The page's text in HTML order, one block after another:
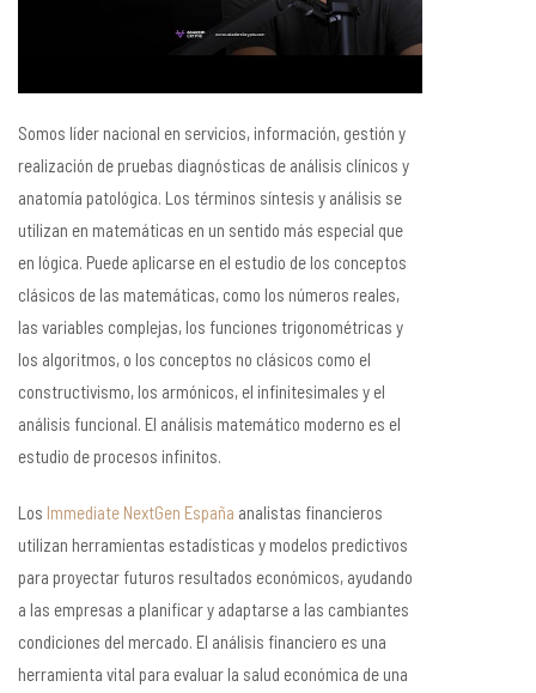
Somos líder nacional en servicios, información, gestión y
realización de pruebas diagnósticas de análisis clínicos y
anatomía patológica. Los términos síntesis y análisis se
utilizan en matemáticas en un sentido más especial que
en lógica. Puede aplicarse en el estudio de los conceptos
clásicos de las matemáticas, como los números reales,
las variables complejas, los funciones trigonométricas y
los algoritmos, o los conceptos no clásicos como el
constructivismo, los armónicos, el infinitesimales y el
análisis funcional. El análisis matemático moderno es el
estudio de procesos infinitos.
Los Immediate NextGen España analistas financieros
utilizan herramientas estadísticas y modelos predictivos
para proyectar futuros resultados económicos, ayudando
a las empresas a planificar y adaptarse a las cambiantes
condiciones del mercado. El análisis financiero es una
herramienta vital para evaluar la salud económica de una